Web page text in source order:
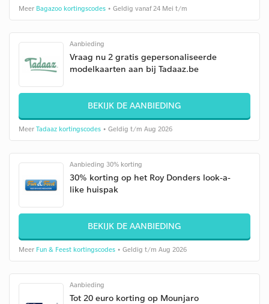
Meer Bagazoo kortingscodes • Geldig vanaf 24 Mei t/m
Aanbieding
Vraag nu 2 gratis gepersonaliseerde
modelkaarten aan bij Tadaaz.be
BEKIJK DE AANBIEDING
Meer Tadaaz kortingscodes • Geldig t/m Aug 2026
Aanbieding 30% korting
30% korting op het Roy Donders look-a-
like huispak
BEKIJK DE AANBIEDING
Meer Fun & Feest kortingscodes • Geldig t/m Aug 2026
Aanbieding
Tot 20 euro korting op Mounjaro